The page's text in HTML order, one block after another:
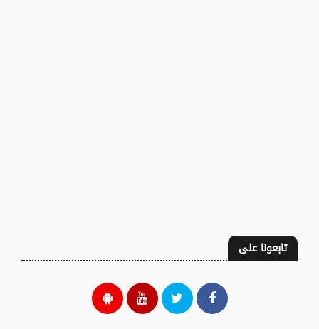
تابعونا على